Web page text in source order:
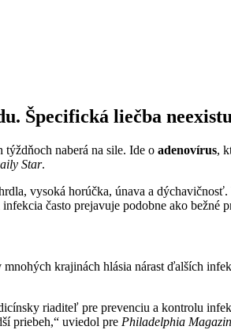
Špecifická liečba
naberá na sile. Ide o adenovírus,
Star.
vysoká horúčka, únava a
často prejavuje podobne ako bežné
krajinách hlásia nárast ďalších
riaditeľ pre prevenciu a kontrolu
priebeh,“ uviedol pre Philadelphia